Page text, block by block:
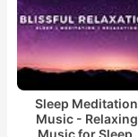
Sleep Meditation
Music - Relaxing